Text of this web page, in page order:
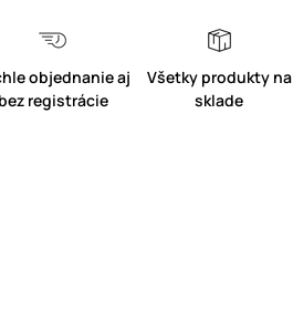
objednanie aj
registrácie
Všetky produkty na
sklade